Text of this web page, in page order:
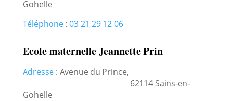
Gohelle
Téléphone: 03 21 29 12 06
Ecole maternelle Jeannette Prin
Adresse: Avenue du Prince,
62114 Sains-en-
Gohelle